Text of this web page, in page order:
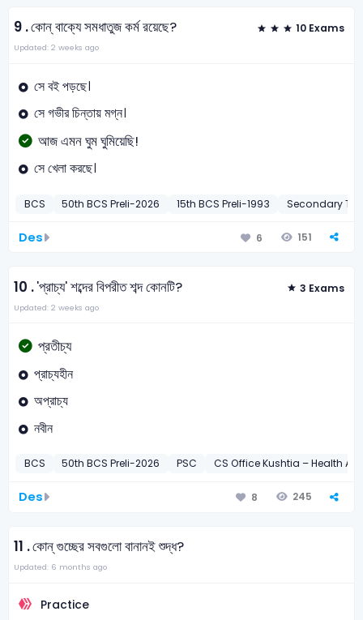
9 .কোন্ বাক্যে সমধাতুজ কর্ম রয়েছে? 10 Exams
Updated: 2 weeks ago
সে বই পড়ছে।
সে গভীর চিন্তায় মগ্ন।
আজ এমন ঘুম ঘুমিয়েছি!
সে খেলা করছে।
BCS 50th BCS Preli-2026 15th BCS Preli-1993 Secondary
Des 6 151
10 .'প্রাচ্য' শব্দের বিপরীত শব্দ কোনটি? 3 Exams
Updated: 2 weeks ago
প্রতীচ্য
প্রাচ্যহীন
অপ্রাচ্য
নবীন
BCS 50th BCS Preli-2026 PSC CS Office Kushtia – Health
Des 8 245
11 .কোন্ গুচ্ছের সবগুলো বানানই শুদ্ধ?
Updated: 6 months ago
Practice